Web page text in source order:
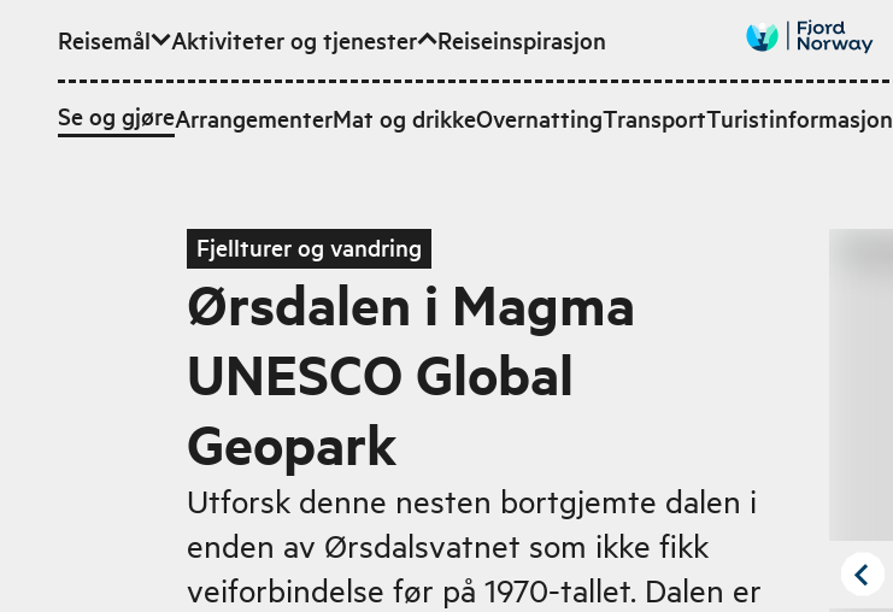
Hopp til hovedinnhold
Reisemål Aktiviteter og tjenester
Se og gjøreArrangementerMat og drikkeOvernattingTransportTuristinformasjon
Reiseinspirasjon
Fjellturer og vandring
Ørsdalen i Magma
UNESCO Global
Geopark
Utforsk denne nesten bortgjemte dalen i
enden av Ørsdalsvatnet som ikke fikk
veiforbindelse før på 1970-tallet. Dalen er